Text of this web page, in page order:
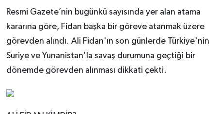
Resmi Gazete’nin bugünkü sayısında yer alan atama
kararına göre, Fidan başka bir göreve atanmak üzere
görevden alındı. Ali Fidan'ın son günlerde Türkiye'nin
Suriye ve Yunanistan'la savaş durumuna geçtiği bir
dönemde görevden alınması dikkati çekti.